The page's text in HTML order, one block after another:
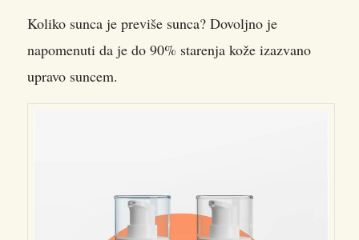
Koliko sunca je previše sunca? Dovoljno je
napomenuti da je do 90% starenja kože izazvano
upravo suncem.